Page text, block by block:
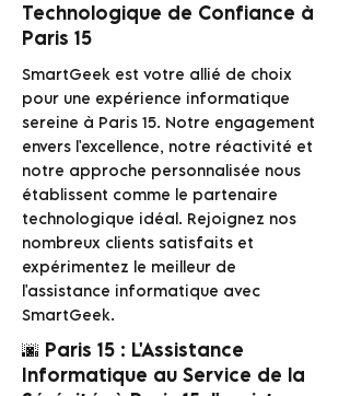
Technologique de Confiance à
Paris 15
SmartGeek est votre allié de choix
pour une expérience informatique
sereine à Paris 15. Notre engagement
envers l'excellence, notre réactivité et
notre approche personnalisée nous
établissent comme le partenaire
technologique idéal. Rejoignez nos
nombreux clients satisfaits et
expérimentez le meilleur de
l'assistance informatique avec
SmartGeek.
🌆 Paris 15 : L'Assistance
Informatique au Service de la